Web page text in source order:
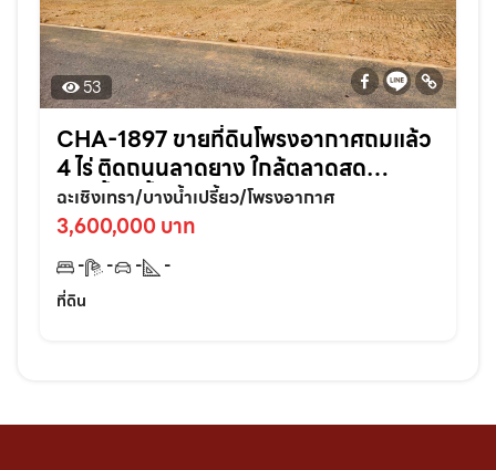
53
CHA-1897 ขายที่ดินโพรงอากาศถมแล้ว
4 ไร่ ติดถนนลาดยาง ใกล้ตลาดสด
บางน้ำเปรี้ยว-6กม. จ.ฉะเชิงเทรา
ฉะเชิงเทรา/บางน้ำเปรี้ยว/โพรงอากาศ
3,600,000 บาท
- - -
-
ที่ดิน